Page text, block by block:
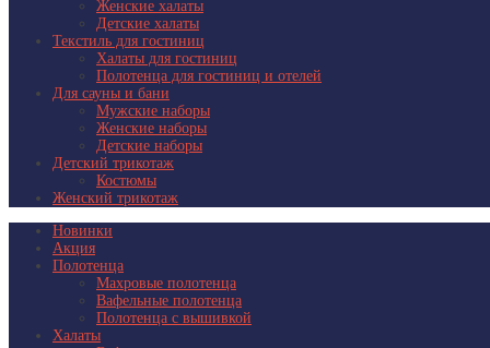
Женские халаты
Детские халаты
Текстиль для гостиниц
Халаты для гостиниц
Полотенца для гостиниц и отелей
Для сауны и бани
Мужские наборы
Женские наборы
Детские наборы
Детский трикотаж
Костюмы
Женский трикотаж
Новинки
Акция
Полотенца
Махровые полотенца
Вафельные полотенца
Полотенца с вышивкой
Халаты